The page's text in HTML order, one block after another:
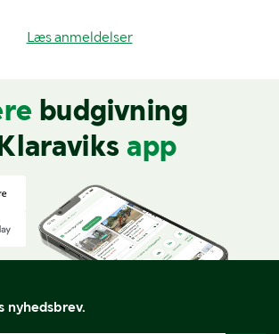
Læs anmeldelser
budgivning
app
nyhedsbrev.